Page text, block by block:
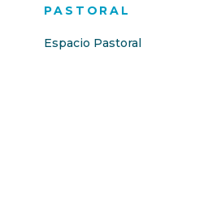
PASTORAL
Espacio Pastoral